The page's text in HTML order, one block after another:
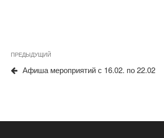
Навигация
по
Предыдущая
запись
ПРЕДЫДУЩИЙ
Афиша мероприятий с 16.02. по 22.02